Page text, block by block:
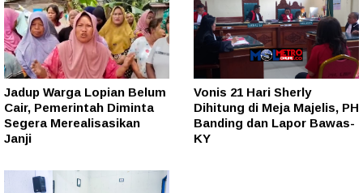
Jadup Warga Lopian Belum
Cair, Pemerintah Diminta
Segera Merealisasikan
Janji
Vonis 21 Hari Sherly
Dihitung di Meja Majelis, PH
Banding dan Lapor Bawas-
KY